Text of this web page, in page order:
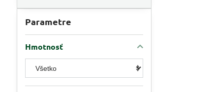
Parametre
Hmotnosť